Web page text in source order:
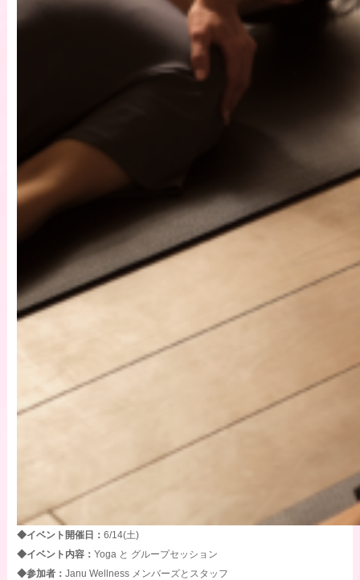
◆イベント開催日： 6/14(土)
◆イベント内容： Yoga と グループセッション
◆参加者： Janu Wellness メンバーズとスタッフ